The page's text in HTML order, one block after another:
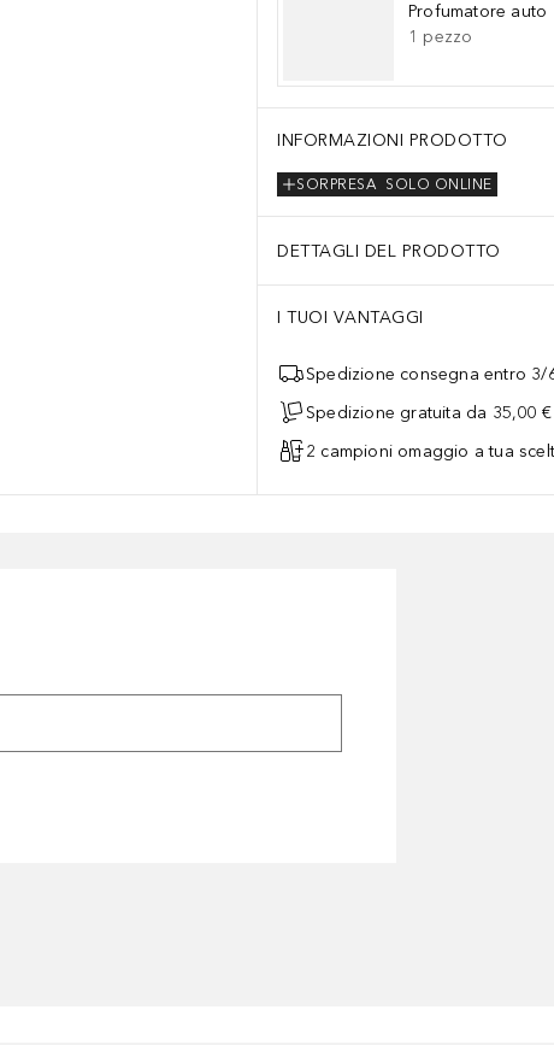
Profumatore auto
1 pezzo
INFORMAZIONI PRODOTTO
SOLO ONLINE
SORPRESA
DETTAGLI DEL PRODOTTO
I TUOI VANTAGGI
Spedizione consegna entro 3/
Spedizione gratuita da 35,00 €
2 campioni omaggio a tua